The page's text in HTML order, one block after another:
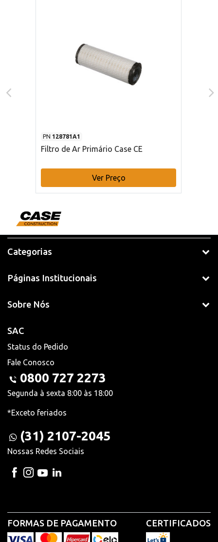
PN 128781A1
Filtro de Ar Primário Case CE
Ver Preço
Categorias
Páginas Institucionais
Sobre Nós
SAC
Status do Pedido
Fale Conosco
0800 727 2273
Segunda à sexta 8:00 às 18:00
*Exceto feriados
(31) 2107-2045
Nossas Redes Sociais
FORMAS DE PAGAMENTO CERTIFICADOS